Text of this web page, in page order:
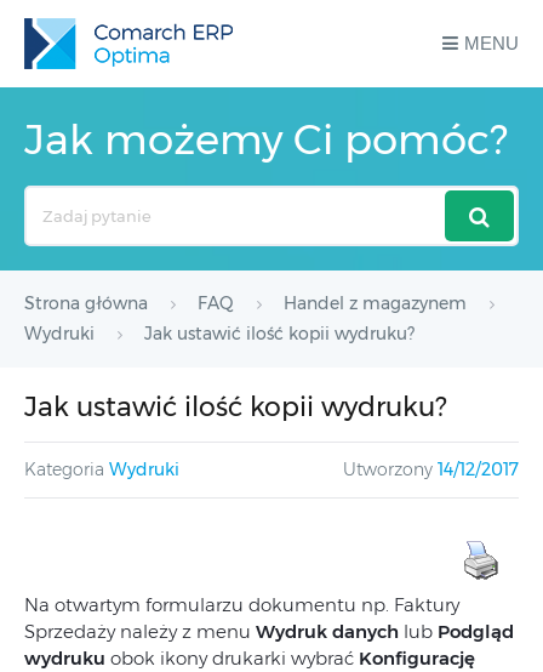
MENU
Jak możemy Ci pomóc?
Strona główna FAQ
Handel z magazynem
Wydruki
Jak ustawić ilość kopii wydruku?
Jak ustawić ilość kopii wydruku?
Kategoria Wydruki Utworzony 14/12/2017
Na otwartym formularzu dokumentu np. Faktury
Sprzedaży należy z menu Wydruk danych lub Podgląd
wydruku obok ikony drukarki wybrać Konfigurację